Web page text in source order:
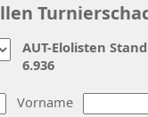
Vorname
AUT-Elolisten
6.936